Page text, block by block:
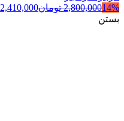
14%
2,800,000 تومان2,410,000
بستن